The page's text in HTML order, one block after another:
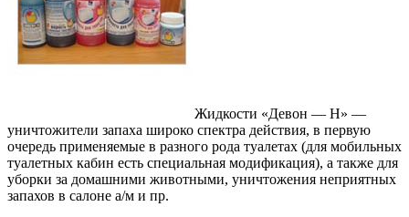
Жидкости «Девон — Н» —
уничтожители запаха широко спектра действия, в первую
очередь применяемые в разного рода туалетах (для мобильных
туалетных кабин есть специальная модификация), а также для
уборки за домашними животными, уничтожения неприятных
запахов в салоне а/м и пр.